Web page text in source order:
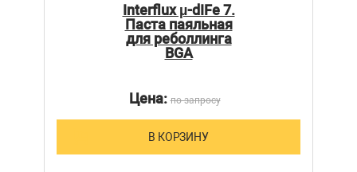
Interflux µ-dIFe 7.
Паста паяльная
для реболлинга
BGA
Цена:по запросу
В КОРЗИНУ